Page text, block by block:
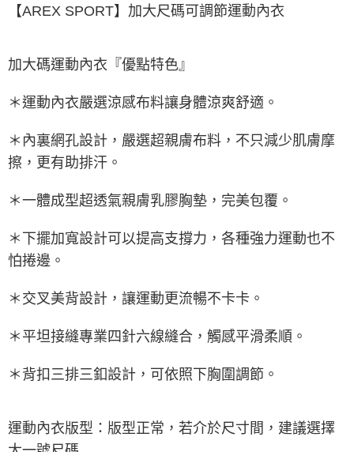
【大哥付你分期使用說明】
流程，驗證手機門號後，選擇欲分期的期數、繳款截止日，確認付款後即完
成交易。
4.訂單成立30分鐘內，如未前往確認交易或遇審核未通過，訂單將自動取
法說明評估內容。
【繳款方式說明】
1.分期款項不併入電信帳單，「大哥付你分期」於每月結算日後寄送繳費提
帳／街口支付／iPASS MONEY」等通路繳費。
【注意事項】
1.本服務係由「台灣大哥大股份有限公司」（以下簡稱本公司）所提供，讓
用戶於交易時，得透過本服務購買商品或服務，並由商店將買賣／分期付款
資料（包含姓名、電話或地址）提供予台灣大哥大進項蒐集、處理及利用，
3.完整用戶服務條款，請詳閱以下連結：https://oppay.tw/userRule
【關於「AFTEE先享後付」】
便利好安心！
１．簡單：不需註冊會員、不需綁卡、不需儲值。
３．安心：先確認商品／服務後，再付款。
【「AFTEE先享後付」結帳流程】
結帳頁面，進行簡訊認證並確認金額後，即可完成結帳。
２．訂單成立數日內，您將收到繳費通知簡訊。
ATM／網路銀行／等多元方式進行付款，方視為交易完成。
※ 請注意：結帳手續完成當下不需立刻繳費，但若您需要取消訂單，請聯絡
購買商品的店家。未經商家同意取消之訂單仍視為有效，需透過AFTEE先享
※ 交易是否成功請以「AFTEE先享後付 」之結帳頁面顯示為準，若有關於
是否繳費成功／繳費後需取消欲退款等相關疑問，請聯繫「AFTEE先享後付
１．透過由恩沛科技股份有限公司提供之「AFTEE先享後付」服務完成之交
易，需依本服務之必要範圍內提供個人資料，並將交易相關給付款項請求債
https://aftee.tw/terms/#terms3
３．未成年的使用者請事先徵得法定代理人或監護人之同意方可使用
「AFTEE先享後付」，若未經同意申辦者引起之損失，本公司不負相關責
AREX SPORT-宅配
每筆NT$80，滿NT$699(含以上)免運費
【AREX SPORT】加大尺碼可調節運動內衣
加大碼運動內衣『優點特色』
＊運動內衣嚴選涼感布料讓身體涼爽舒適。
＊內裏網孔設計，嚴選超親膚布料，不只減少肌膚摩
擦，更有助排汗。
＊一體成型超透氣親膚乳膠胸墊，完美包覆。
＊下擺加寬設計可以提高支撐力，各種強力運動也不
怕捲邊。
＊交叉美背設計，讓運動更流暢不卡卡。
＊平坦接縫專業四針六線縫合，觸感平滑柔順。
＊背扣三排三釦設計，可依照下胸圍調節。
運動內衣版型：版型正常，若介於尺寸間，建議選擇